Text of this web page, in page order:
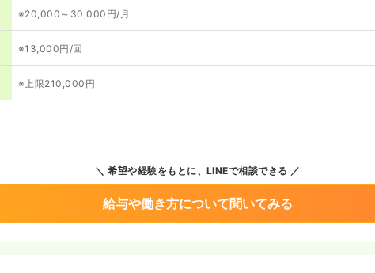
※20,000～30,000円/月
※13,000円/回
※上限210,000円
希望や経験をもとに、LINEで相談できる
給与や働き方について聞いてみる